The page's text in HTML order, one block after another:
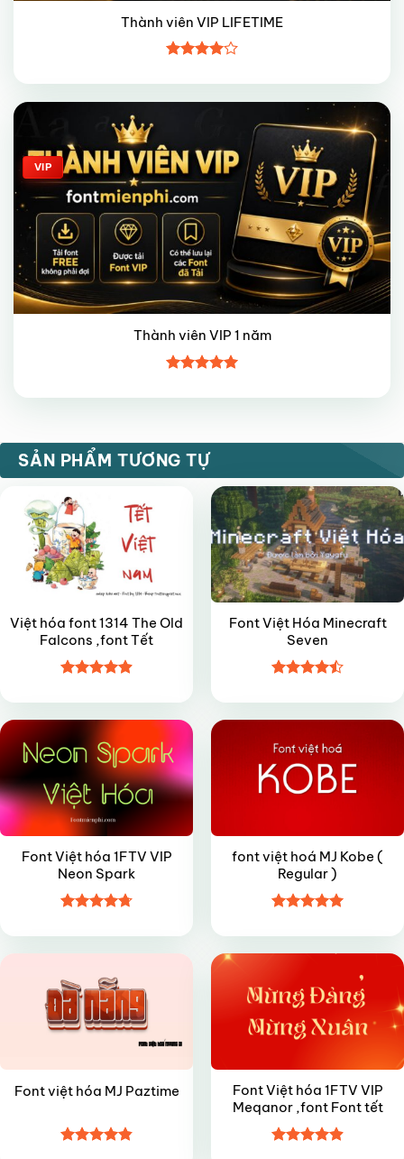
Thành viên VIP LIFETIME
xếp hạng
Giảm giá!
VIP
Thành viên VIP 1 năm
hạng55
SẢN PHẨM TƯƠNG TỰ
VIP
Việt hóa font 1314 The Old
Falcons ,font Tết
hạng4.95
sao
Font Việt Hóa Minecraft
Seven
hạng4.5
5 sao
Font Việt hóa 1FTV VIP
Neon Spark
hạng4.75
sao
font việt hoá MJ Kobe (
Regular )
hạng4.95
5 sao
Font việt hóa MJ Paztime
Font Việt hóa 1FTV VIP
Meqanor ,font Font tết